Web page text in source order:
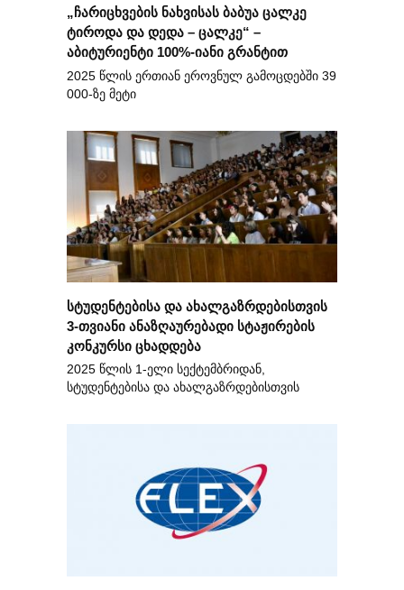
„ჩარიცხვების ნახვისას ბაბუა ცალკე
ტიროდა და დედა – ცალკე“ –
აბიტურიენტი 100%-იანი გრანტით
2025 წლის ერთიან ეროვნულ გამოცდებში 39
000-ზე მეტი
სტუდენტებისა და ახალგაზრდებისთვის
3-თვიანი ანაზღაურებადი სტაჟირების
კონკურსი ცხადდება
2025 წლის 1-ელი სექტემბრიდან,
სტუდენტებისა და ახალგაზრდებისთვის